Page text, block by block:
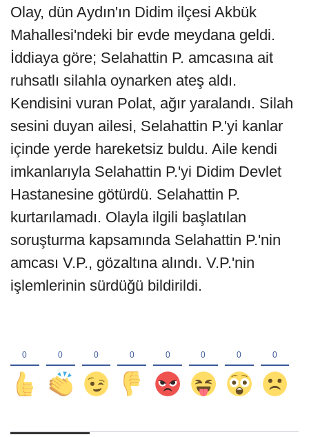
Olay, dün Aydın'ın Didim ilçesi Akbük
Mahallesi'ndeki bir evde meydana geldi.
İddiaya göre; Selahattin P. amcasına ait
ruhsatlı silahla oynarken ateş aldı.
Kendisini vuran Polat, ağır yaralandı. Silah
sesini duyan ailesi, Selahattin P.'yi kanlar
içinde yerde hareketsiz buldu. Aile kendi
imkanlarıyla Selahattin P.'yi Didim Devlet
Hastanesine götürdü. Selahattin P.
kurtarılamadı. Olayla ilgili başlatılan
soruşturma kapsamında Selahattin P.'nin
amcası V.P., gözaltına alındı. V.P.'nin
işlemlerinin sürdüğü bildirildi.